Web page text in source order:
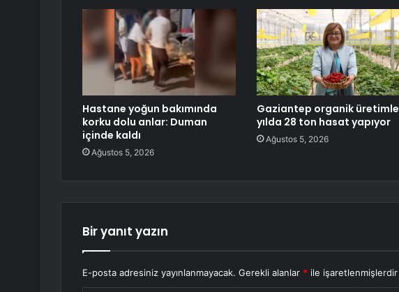
Hastane yoğun bakımında
korku dolu anlar: Duman
içinde kaldı
Ağustos 5, 2026
Gaziantep organik üretimle
yılda 28 ton hasat yapıyor
Ağustos 5, 2026
Bir yanıt yazın
E-posta adresiniz yayınlanmayacak. Gerekli alanlar * ile işaretlenmişlerdir